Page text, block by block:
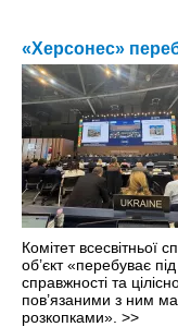
«Херсонес»
Комітет
об’єкт «перебуває
справжності та
пов’язаними з ним
розкопками». >>